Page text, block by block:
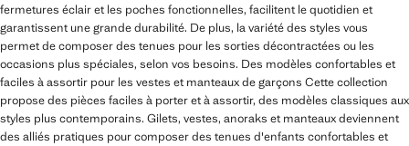
fermetures éclair et les poches fonctionnelles, facilitent le quotidien et
garantissent une grande durabilité. De plus, la variété des styles vous
permet de composer des tenues pour les sorties décontractées ou les
occasions plus spéciales, selon vos besoins. Des modèles confortables et
faciles à assortir pour les vestes et manteaux de garçons Cette collection
propose des pièces faciles à porter et à assortir, des modèles classiques aux
styles plus contemporains. Gilets, vestes, anoraks et manteaux deviennent
des alliés pratiques pour composer des tenues d'enfants confortables et